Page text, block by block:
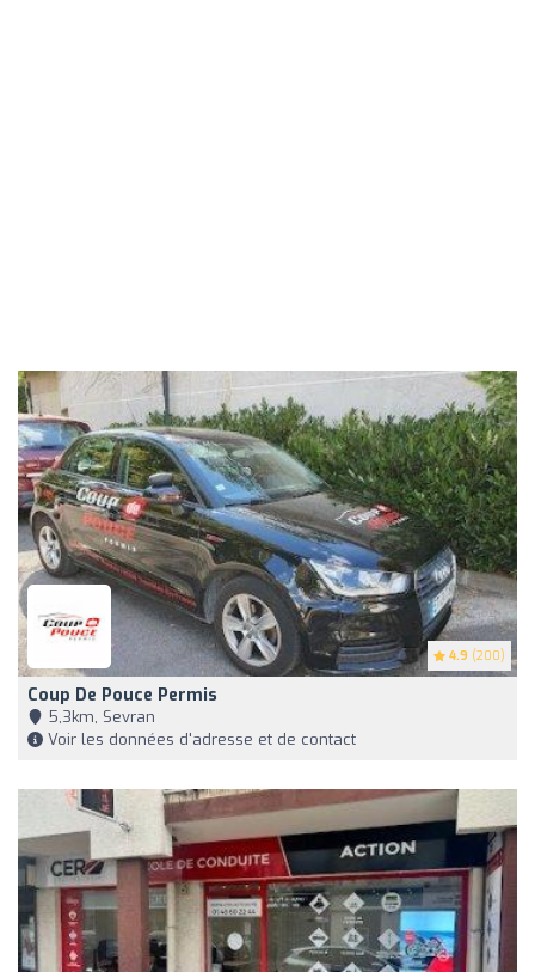
4.9 (200)
Coup De Pouce Permis
5,3km, Sevran
Voir les données d'adresse et de contact